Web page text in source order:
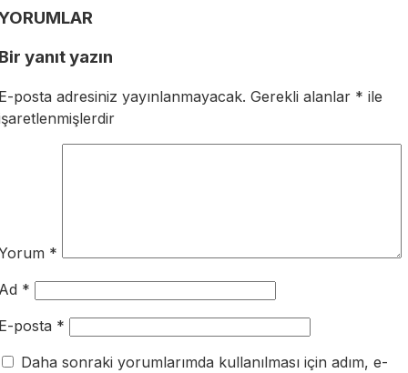
yanıt yazın
posta adresiniz yayınlanmayacak. Gerekli alanlar * ile
*
*
posta *
Daha sonraki yorumlarımda kullanılması için adım, e-